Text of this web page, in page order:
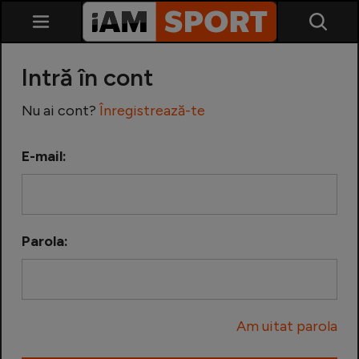
Echipa Națională
Intră în cont
Nu ai cont? Înregistrează-te
E-mail:
Parola:
Am uitat parola